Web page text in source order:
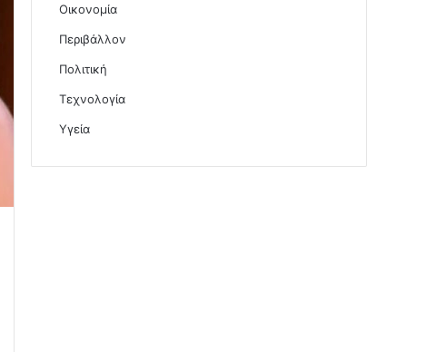
Οικονομία
Περιβάλλον
Πολιτική
Τεχνολογία
Υγεία